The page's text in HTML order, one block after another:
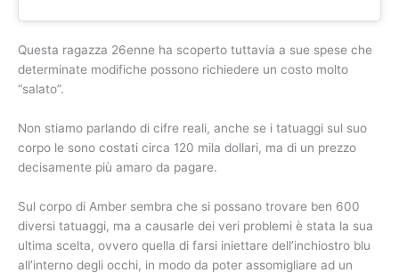
Questa ragazza 26enne ha scoperto tuttavia a sue spese che
determinate modifiche possono richiedere un costo molto
“salato”.
Non stiamo parlando di cifre reali, anche se i tatuaggi sul suo
corpo le sono costati circa 120 mila dollari, ma di un prezzo
decisamente più amaro da pagare.
Sul corpo di Amber sembra che si possano trovare ben 600
diversi tatuaggi, ma a causarle dei veri problemi è stata la sua
ultima scelta, ovvero quella di farsi iniettare dell’inchiostro blu
all’interno degli occhi, in modo da poter assomigliare ad un